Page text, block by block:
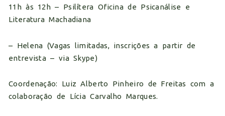
11h às 12h – Psilítera Oficina de Psicanálise e
Literatura Machadiana
– Helena (Vagas limitadas, inscrições a partir de
entrevista – via Skype)
Coordenação: Luiz Alberto Pinheiro de Freitas com a
colaboração de Lícia Carvalho Marques.